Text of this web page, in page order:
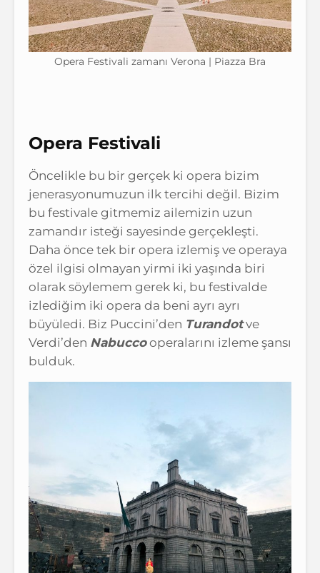
Opera Festivali zamanı Verona | Piazza Bra
Opera Festivali
Öncelikle bu bir gerçek ki opera bizim
jenerasyonumuzun ilk tercihi değil. Bizim
bu festivale gitmemiz ailemizin uzun
zamandır isteği sayesinde gerçekleşti.
Daha önce tek bir opera izlemiş ve operaya
özel ilgisi olmayan yirmi iki yaşında biri
olarak söylemem gerek ki, bu festivalde
izlediğim iki opera da beni ayrı ayrı
büyüledi. Biz Puccini’den Turandotve
Verdi’den Nabuccooperalarını izleme şansı
bulduk.